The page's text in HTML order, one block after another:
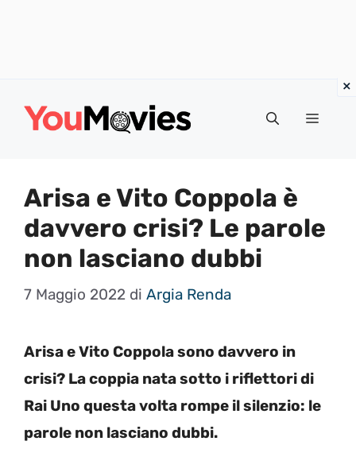
Menu
Arisa e Vito Coppola è
davvero crisi? Le parole
non lasciano dubbi
7 Maggio 2022 di Argia Renda
Arisa e Vito Coppola sono davvero in
crisi? La coppia nata sotto i riflettori di
Rai Uno questa volta rompe il silenzio: le
parole non lasciano dubbi.